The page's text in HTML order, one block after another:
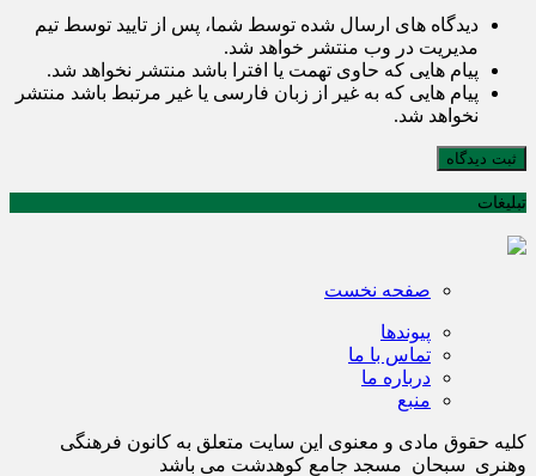
دیدگاه های ارسال شده توسط شما، پس از تایید توسط تیم
مدیریت در وب منتشر خواهد شد.
پیام هایی که حاوی تهمت یا افترا باشد منتشر نخواهد شد.
پیام هایی که به غیر از زبان فارسی یا غیر مرتبط باشد منتشر
نخواهد شد.
ثبت دیدگاه
تبلیغات
صفحه نخست
پیوندها
تماس با ما
درباره ما
منبع
کلیه حقوق مادی و معنوی این سایت متعلق به کانون فرهنگی
وهنری سبحان مسجد جامع کوهدشت می باشد